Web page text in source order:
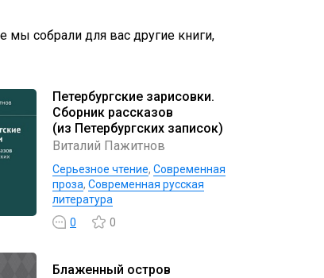
мы собрали для вас другие книги,
Петербургские зарисовки.
Сборник рассказов
(из Петербургских записок)
Виталий Пажитнов
Серьезное чтение, Современная
проза, Современная русская
литература
0
0
Блаженный остров